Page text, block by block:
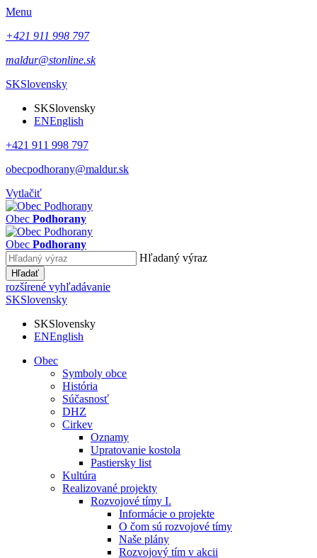
Menu
+421 911 998 797
maldur@stonline.sk
SKSlovensky
SKSlovensky
ENEnglish
+421 911 998 797
obecpodhorany@maldur.sk
Vytlačiť
Obec Podhorany
Obec Podhorany
Hľadaný výraz
Hľadať
rozšírené vyhľadávanie
SKSlovensky
SKSlovensky
ENEnglish
Obec
Symboly obce
História
Súčasnosť
DHZ
Cirkev
Oznamy
Upratovanie kostola
Pastiersky list
Kultúra
Realizované projekty
Rozvojové tímy I.
Informácie o projekte
O čom sú rozvojové tímy
Naše plány
Rozvojový tím v akcii